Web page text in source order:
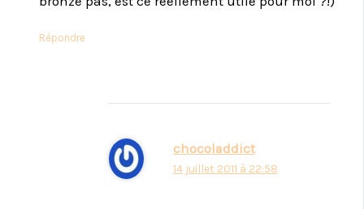
Répondre
chocoladdict
14 juillet 2011 à 22:58